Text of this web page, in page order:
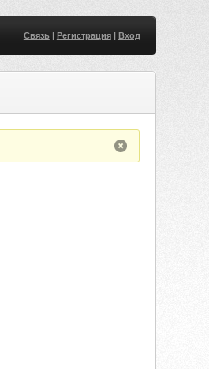
Связь| Регистрация| Вход